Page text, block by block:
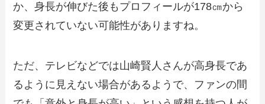
か、身長が伸びた後もプロフィールが178㎝から
変更されていない可能性がありますね。
ただ、テレビなどでは山崎賢人さんが高身長であ
るように見えない場合があるようで、ファンの間